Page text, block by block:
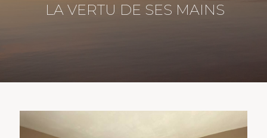
LA VERTU DE SES MAINS